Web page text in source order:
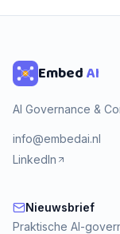
EmbedAI
AI Governance &
info@embedai.nl
LinkedIn
Nieuwsbrief
Nieuwsbrief
Praktische AI-